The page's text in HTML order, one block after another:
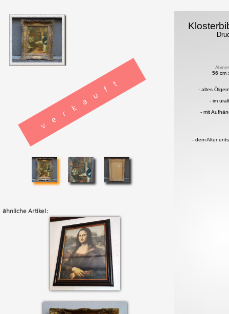
verkauft
ähnliche Artikel:
56 cm
- altes
- im
- mit
- dem Alter